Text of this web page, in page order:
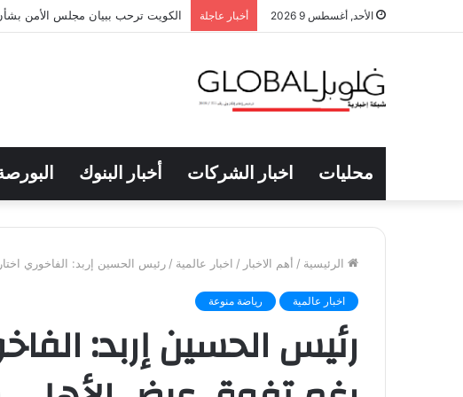
الأحد, أغسطس 9 2026 أخبار عاجلة الكويت ترحب ببيان مجلس الأمن
محليات اخبار الشركات أخبار البنوك
الرئيسية / أهم الاخبار / اخبار عالمية / رئيس الحسين إربد: الفاخوري
اخبار عالمية رياضة منوعة
رئيس الحسين إربد: